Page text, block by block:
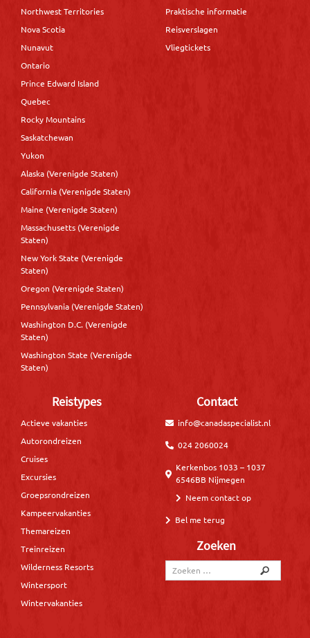
Northwest Territories
Nova Scotia
Nunavut
Ontario
Prince Edward Island
Quebec
Rocky Mountains
Saskatchewan
Yukon
Alaska (Verenigde Staten)
California (Verenigde Staten)
Maine (Verenigde Staten)
Massachusetts (Verenigde
Staten)
New York State (Verenigde
Staten)
Oregon (Verenigde Staten)
Pennsylvania (Verenigde Staten)
Washington D.C. (Verenigde
Staten)
Washington State (Verenigde
Staten)
Praktische informatie
Reisverslagen
Vliegtickets
Reistypes
Actieve vakanties
Autorondreizen
Cruises
Excursies
Groepsrondreizen
Kampeervakanties
Themareizen
Treinreizen
Wilderness Resorts
Wintersport
Wintervakanties
Contact
info@canadaspecialist.nl
024 2060024
Kerkenbos 1033 – 1037
6546BB Nijmegen
Neem contact op
Bel me terug
Zoeken